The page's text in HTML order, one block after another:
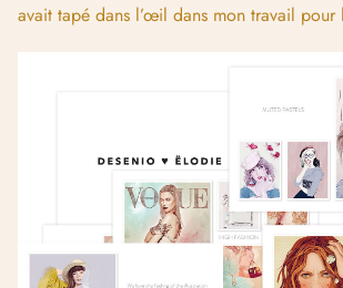
avait tapé dans l’œil dans mon travail